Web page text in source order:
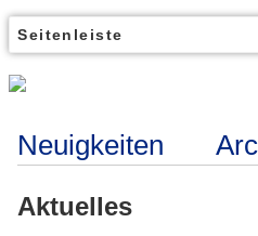
Seitenleiste
Neuigkeiten
Aktuelles